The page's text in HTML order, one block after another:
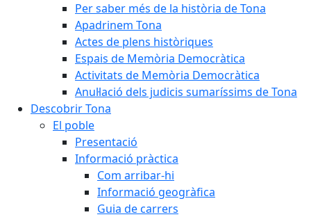
Per saber més de la història de Tona
Apadrinem Tona
Actes de plens històriques
Espais de Memòria Democràtica
Activitats de Memòria Democràtica
Anul·lació dels judicis sumaríssims de Tona
Descobrir Tona
El poble
Presentació
Informació pràctica
Com arribar-hi
Informació geogràfica
Guia de carrers